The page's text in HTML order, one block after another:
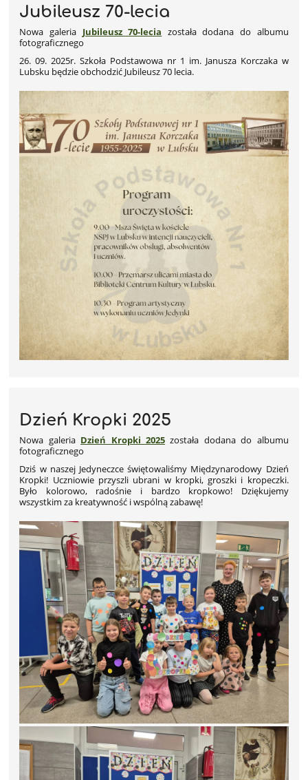
Jubileusz 70-lecia
Nowa galeria Jubileusz 70-lecia została dodana do albumu
fotograficznego
26. 09. 2025r. Szkoła Podstawowa nr 1 im. Janusza Korczaka w
Lubsku będzie obchodzić Jubileusz 70 lecia.
Dzień Kropki 2025
Nowa galeria Dzień Kropki 2025 została dodana do albumu
fotograficznego
Dziś w naszej Jedyneczce świętowaliśmy Międzynarodowy Dzień
Kropki! Uczniowie przyszli ubrani w kropki, groszki i kropeczki.
Było kolorowo, radośnie i bardzo kropkowo! Dziękujemy
wszystkim za kreatywność i wspólną zabawę!